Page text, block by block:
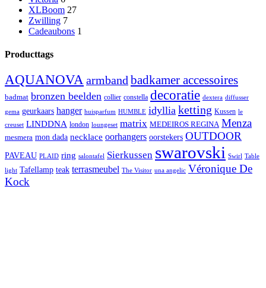
XLBoom 27
Zwilling 7
Cadeaubons 1
Producttags
AQUANOVAarmband badkamer accessoires
badmat bronzen beelden collier constella decoratie dextera diffusser
gema geurkaars hanger huisparfum HUMBLE idyllia ketting Kussen le
creuset LINDDNA london loungeset matrix MEDEIROS REGINA Menza
mesmera mon dada necklace oorhangers oorstekers OUTDOOR
PAVEAU PLAID ring salontafel Sierkussen swarovski Swirl Table
light Tafellamp teak terrasmeubel The Visitor una angelic Véronique De
Kock